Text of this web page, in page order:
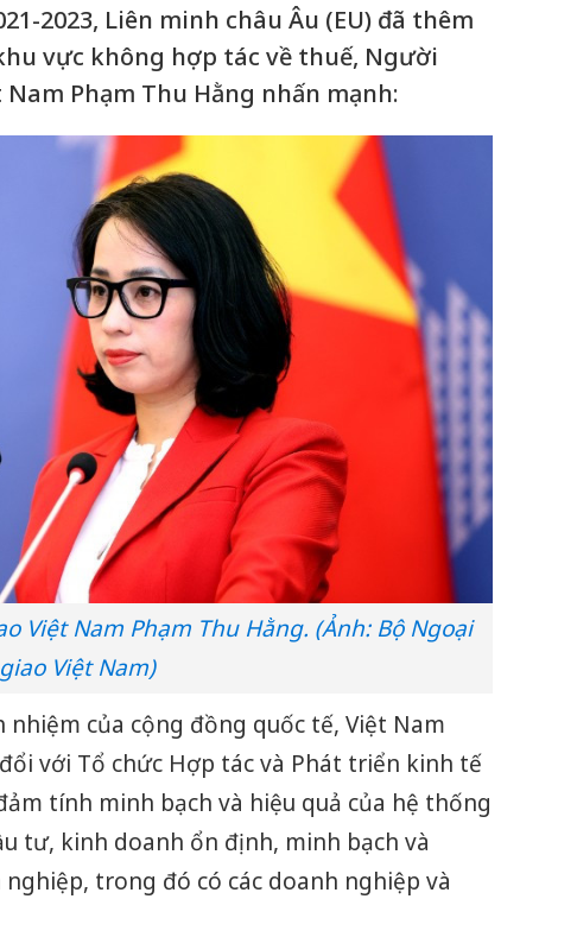
2023, Liên minh châu Âu (EU) đã thêm
vực không hợp tác về thuế, Người
Phạm Thu Hằng nhấn mạnh:
Việt Nam Phạm Thu Hằng. (Ảnh: Bộ Ngoại
giao Việt Nam)
nhiệm của cộng đồng quốc tế, Việt Nam
với Tổ chức Hợp tác và Phát triển kinh tế
tính minh bạch và hiệu quả của hệ thống
tư, kinh doanh ổn định, minh bạch và
trong đó có các doanh nghiệp và